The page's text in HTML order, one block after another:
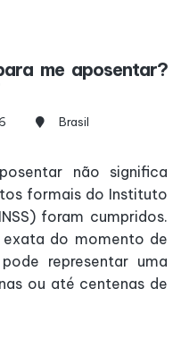
me aposentar?
Brasil
não significa
formais do Instituto
foram cumpridos.
do momento de
representar uma
ou até centenas de